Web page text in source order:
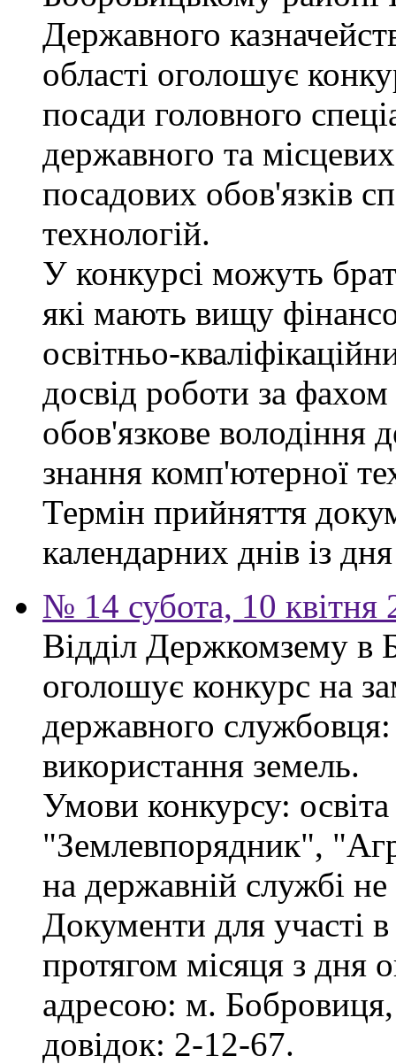
Державного
області оголошує
посади головного
державного та
посадових обов'язків
технологій.
У конкурсі можуть
які мають вищу
освітньо-
досвід роботи за
обов'язкове
знання комп'ютерної
Термін прийняття
календарних днів із
№ 14 субота, 10 квітня
Відділ Держкомзему в
оголошує конкурс на
державного службовця:
використання земель.
Умови конкурсу:
"Землевпорядник",
на державній службі
Документи для участі
протягом місяця з дня
адресою: м.
довідок: 2-12-67.